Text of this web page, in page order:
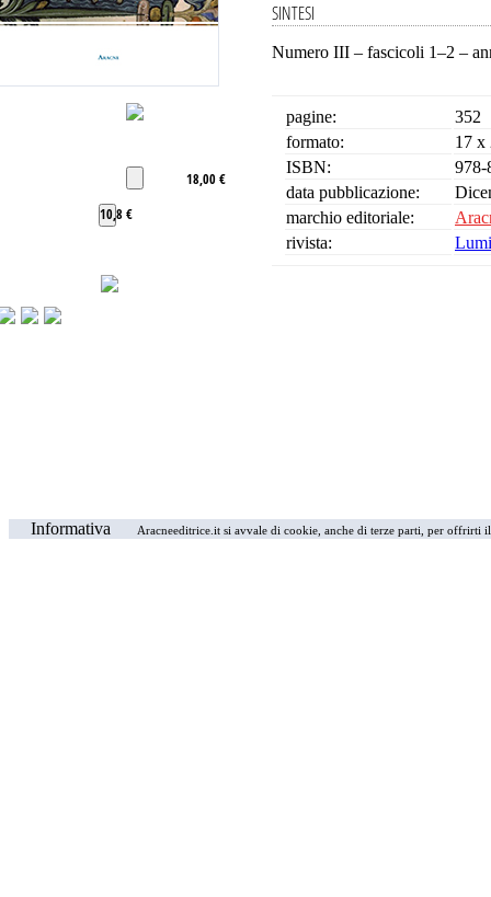
18,00 €
10,8 €
SINTESI
Numero III – fascicoli 1–2 –
pagine:
352
formato:
17 x
ISBN:
978-
data pubblicazione:
marchio editoriale:
rivista:
Informativa Aracneeditrice.it si avvale di cookie, anche di terze parti, per